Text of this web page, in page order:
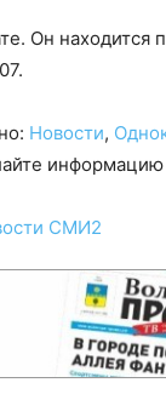
Он находится
Новости,
информацию
СМИ2